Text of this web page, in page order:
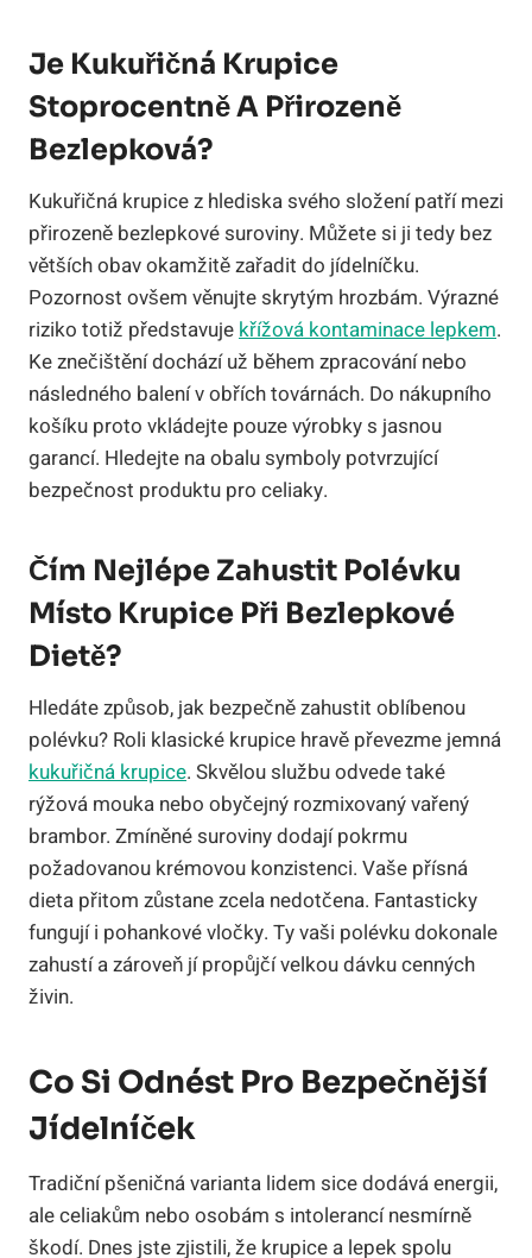
Je Kukuřičná Krupice
Stoprocentně A Přirozeně
Bezlepková?
Kukuřičná krupice z hlediska svého složení patří mezi
přirozeně bezlepkové suroviny. Můžete si ji tedy bez
větších obav okamžitě zařadit do jídelníčku.
Pozornost ovšem věnujte skrytým hrozbám. Výrazné
riziko totiž představuje křížová kontaminace lepkem.
Ke znečištění dochází už během zpracování nebo
následného balení v obřích továrnách. Do nákupního
košíku proto vkládejte pouze výrobky s jasnou
garancí. Hledejte na obalu symboly potvrzující
bezpečnost produktu pro celiaky.
Čím Nejlépe Zahustit Polévku
Místo Krupice Při Bezlepkové
Dietě?
Hledáte způsob, jak bezpečně zahustit oblíbenou
polévku? Roli klasické krupice hravě převezme jemná
kukuřičná krupice. Skvělou službu odvede také
rýžová mouka nebo obyčejný rozmixovaný vařený
brambor. Zmíněné suroviny dodají pokrmu
požadovanou krémovou konzistenci. Vaše přísná
dieta přitom zůstane zcela nedotčena. Fantasticky
fungují i pohankové vločky. Ty vaši polévku dokonale
zahustí a zároveň jí propůjčí velkou dávku cenných
živin.
Co Si Odnést Pro Bezpečnější
Jídelníček
Tradiční pšeničná varianta lidem sice dodává energii,
ale celiakům nebo osobám s intolerancí nesmírně
škodí. Dnes jste zjistili, že krupice a lepek spolu